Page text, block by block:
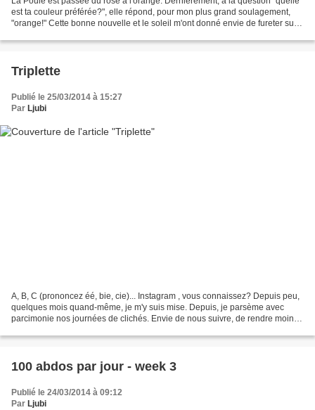
est ta couleur préférée?", elle répond, pour mon plus grand soulagement,
"orange!" Cette bonne nouvelle et le soleil m'ont donné envie de fureter sur
Triplette
Publié le 25/03/2014 à 15:27
Par Ljubi
A, B, C (prononcez éé, bie, cie)... Instagram , vous connaissez? Depuis peu,
quelques mois quand-même, je m'y suis mise. Depuis, je parsème avec
parcimonie nos journées de clichés. Envie de nous suivre, de rendre moins
100 abdos par jour - week 3
Publié le 24/03/2014 à 09:12
Par Ljubi